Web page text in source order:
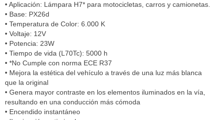
• Aplicación: Lámpara H7* para motocicletas, carros y camionetas.
• Base: PX26d
• Temperatura de Color: 6.000 K
• Voltaje: 12V
• Potencia: 23W
• Tiempo de vida (L70Tc): 5000 h
• *No Cumple con norma ECE R37
• Mejora la estética del vehículo a través de una luz más blanca
que la original
• Genera mayor contraste en los elementos iluminados en la vía,
resultando en una conducción más cómoda
• Encendido instantáneo